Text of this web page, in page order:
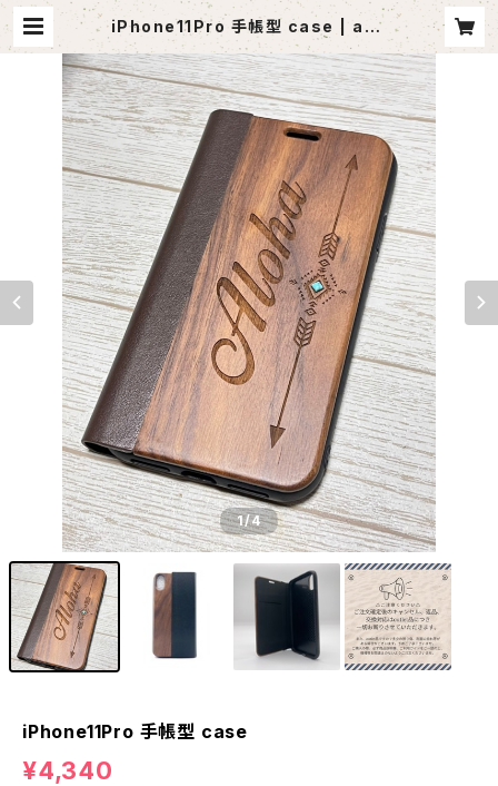
iPhone11Pro 手帳型 case | ago
utlet
1/4
iPhone11Pro 手帳型 case
¥4,340